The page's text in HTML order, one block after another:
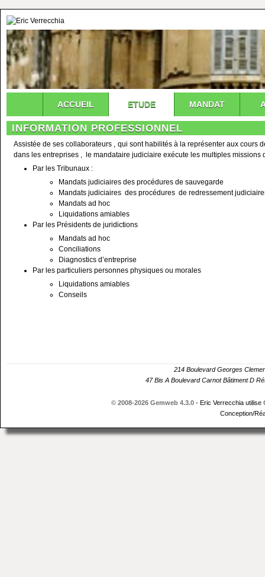
ACCUEIL ETUDE MANDAT
INFORMATION PROFESSIONNEL
Assistée de ses collaborateurs , qui sont habilités à la représenter aux cours
dans les entreprises , le mandataire judiciaire exécute les multiples missions
Par les Tribunaux :
Mandats judiciaires des procédures de sauvegarde
Mandats judiciaires des procédures de redressement
Mandats ad hoc
Liquidations amiables
Par les Présidents de juridictions
Mandats ad hoc
Conciliations
Diagnostics d’entreprise
Par les particuliers personnes physiques ou morales
Liquidations amiables
Conseils
214 Boulevard Georges
47 Bis A Boulevard Carnot Bâtiment D
© 2008-2026 Gemweb 4.3.0- Eric Verrecchia utilise
Conception/